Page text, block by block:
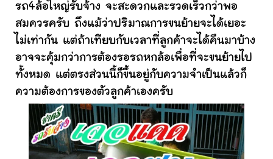
รถ4ล้อใหญ่รับจ้าง จะสะดวกและรวดเร็วกว่าพอ
สมควรครับ ถึงแม้ว่าปริมาณการขนย้ายจะได้เยอะ
ไม่เท่ากัน แต่ถ้าเทียบกับเวลาที่ลูกค้าจะได้คืนมาบ้าง
อาจจะคุ้มกว่าการต้องรอรถหกล้อเพื่อที่จะขนย้ายไป
ทั้งหมด แต่ตรงส่วนนี้ก็ขึ้นอยู่กับความจำเป็นแล้วก็
ความต้องการของตัวลูกค้าเองครับ